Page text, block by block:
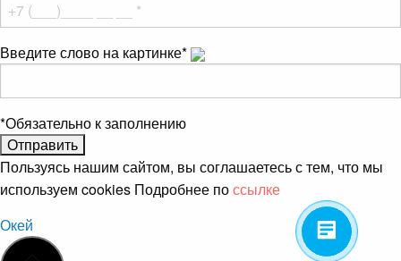
Введите слово на картинке*
*Обязательно к заполнению
Пользуясь нашим сайтом, вы соглашаетесь с тем, что мы
используем cookies Подробнее поссылке
Окей